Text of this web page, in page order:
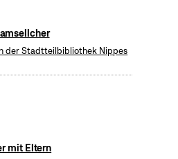
der Stadtteilbibliothek Nippes
mit Eltern